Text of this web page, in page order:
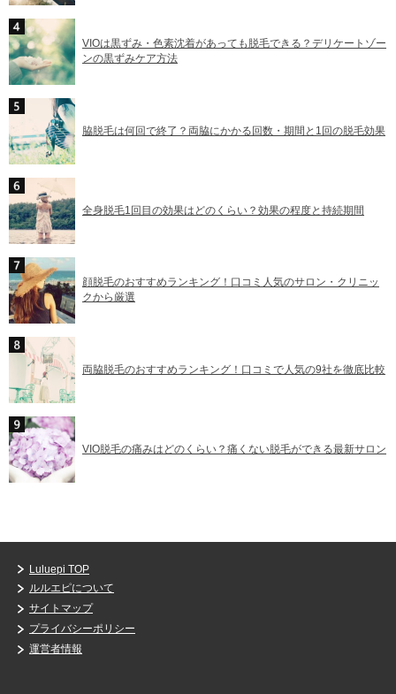
VIOは黒ずみ・色素沈着があっても脱毛できる？デリケートゾー
ンの黒ずみケア方法
脇脱毛は何回で終了？両脇にかかる回数・期間と1回の脱毛効果
全身脱毛1回目の効果はどのくらい？効果の程度と持続期間
顔脱毛のおすすめランキング！口コミ人気のサロン・クリニッ
クから厳選
両脇脱毛のおすすめランキング！口コミで人気の9社を徹底比較
VIO脱毛の痛みはどのくらい？痛くない脱毛ができる最新サロン
Luluepi TOP
ルルエピについて
サイトマップ
プライバシーポリシー
運営者情報